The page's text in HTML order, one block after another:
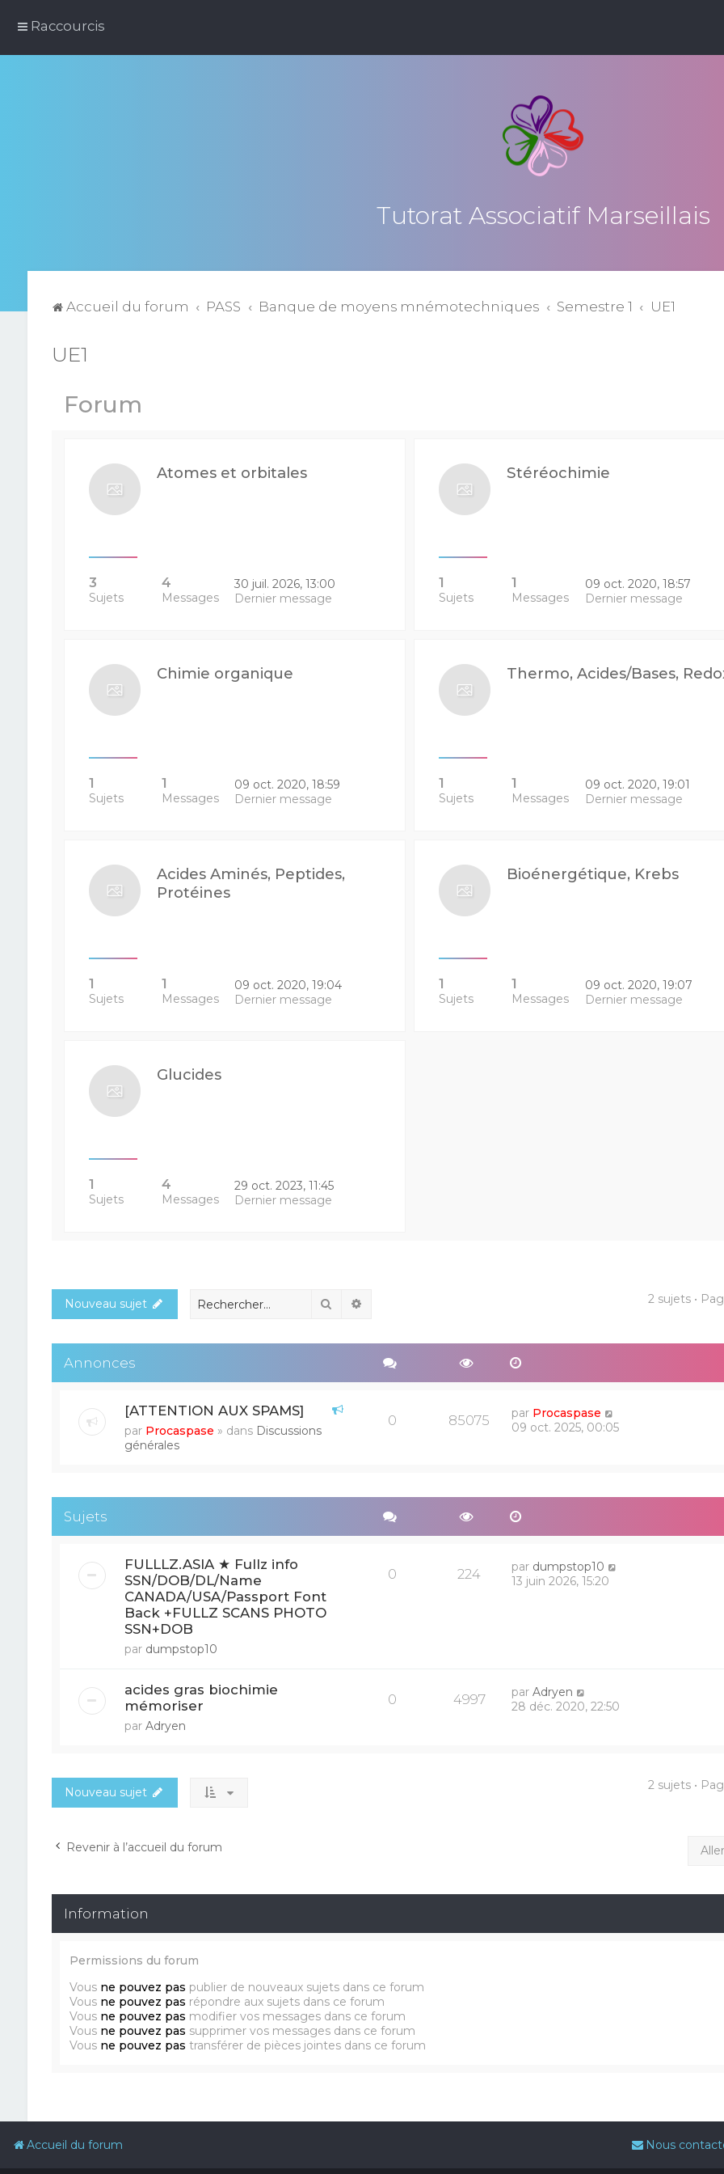
Raccourcis
Tutorat Associatif Marseillais
Accueil du forum PASS Banque de moyens mnémotechniques Semestre 1 UE1
UE1
Forum
Atomes et orbitales
3
Sujets
4
Messages
30 juil. 2026, 13:00
Dernier message
Stéréochimie
1
Sujets
1
Messages
09 oct. 2020, 18:57
Dernier message
Chimie organique
1
Sujets
1
Messages
09 oct. 2020, 18:59
Dernier message
Thermo, Acides/Bases,
1
Sujets
1
Messages
09 oct. 2020, 19:01
Dernier message
Acides Aminés, Peptides,
Protéines
1
Sujets
1
Messages
09 oct. 2020, 19:04
Dernier message
Bioénergétique, Krebs
1
Sujets
1
Messages
09 oct. 2020, 19:07
Dernier message
Glucides
1
Sujets
4
Messages
29 oct. 2023, 11:45
Dernier message
Nouveau sujet Rechercher 2 sujets •
Annonces
[ATTENTION AUX SPAMS]
par Procaspase » dans Discussions
générales
0 85075 par Procaspase
09 oct. 2025, 00:05
Sujets
FULLLZ.ASIA ★ Fullz info
SSN/DOB/DL/Name
CANADA/USA/Passport Font
Back +FULLZ SCANS PHOTO
SSN+DOB
par dumpstop10
0 224 par dumpstop10
13 juin 2026, 15:20
acides gras biochimie
mémoriser
par Adryen
0 4997 parAdryen
28 déc. 2020, 22:50
Nouveau sujet 2 sujets •
Revenir à l’accueil du forum Aller
Information
Permissions du forum
Vous ne pouvez pas publier de nouveaux sujets dans ce forum
Vous ne pouvez pas répondre aux sujets dans ce forum
Vous ne pouvez pas modifier vos messages dans ce forum
Vous ne pouvez pas supprimer vos messages dans ce forum
Vous ne pouvez pas transférer de pièces jointes dans ce forum
Accueil du forum Nous